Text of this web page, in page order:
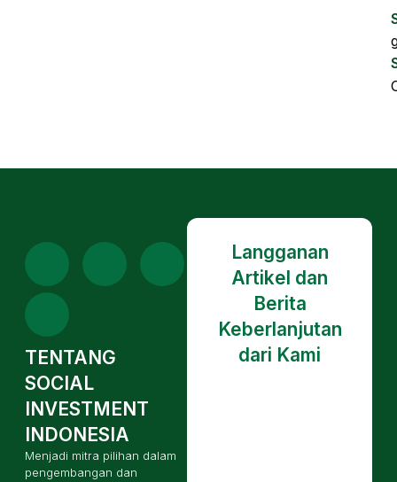
TENTANG
SOCIAL
INVESTMENT
INDONESIA
Menjadi mitra pilihan dalam
pengembangan dan
Langganan
Artikel dan
Berita
Keberlanjutan
dari Kami